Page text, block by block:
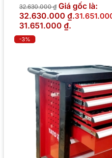
32.630.000₫ Giá gốc là:
32.630.000 ₫.
31.651.000 ₫.
-3%